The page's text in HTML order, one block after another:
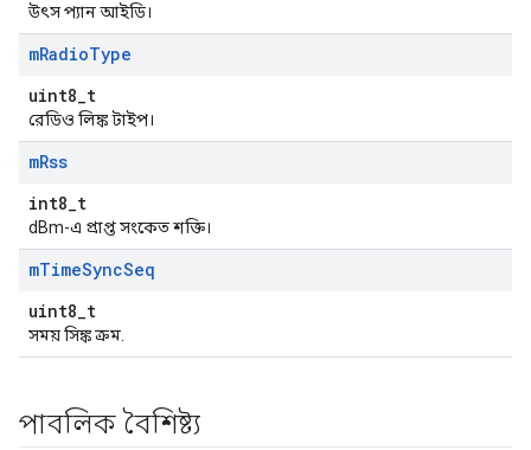
উৎস প্যান আইডি।
mRadioType
uint8_t
রেডিও লিঙ্ক টাইপ।
mRss
int8_t
dBm-এ প্রাপ্ত সংকেত শক্তি।
mTimeSyncSeq
uint8_t
সময় সিঙ্ক ক্রম.
পাবলিক বৈশিষ্ট্য